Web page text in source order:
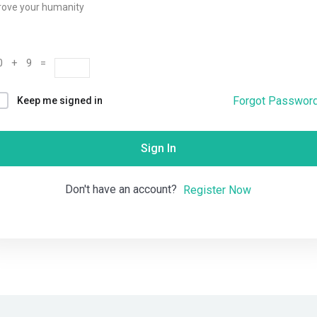
your humanity
+ 9 =
Keep me signed in Forgot
Sign In
Don't have an account? Register Now